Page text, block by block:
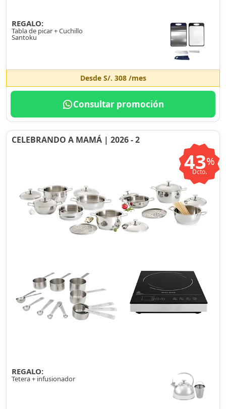
REGALO:
Tabla de picar + Cuchillo
Santoku
Desde S/. 308/mes
Consultar promoción
CELEBRANDO A MAMÁ | 2026 - 2
43%
Dcto.
REGALO:
Tetera + infusionador